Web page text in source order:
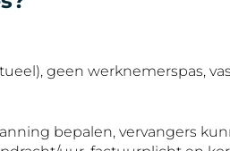
geen werknemerspas,
bepalen, vervangers